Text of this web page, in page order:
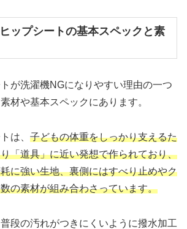
ップシートの基本スペックと素
が洗濯機NGになりやすい理由の一つ
材や基本スペックにあります。
は、 子どもの体重をしっかり支えるた
「道具」に近い発想で作られており、
に強い生地、裏側にはすべり止めやク
の素材が組み合わさっています。
段の汚れがつきにくいように撥水加工